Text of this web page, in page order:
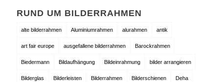
RUND UM BILDERRAHMEN
alte bilderrahmen Aluminiumrahmen alurahmen antik
art fair europe ausgefallene bilderrahmen Barockrahmen
Biedermann Bildaufhängung Bildeinrahmung bilder arrangieren
Bilderglas Bilderleisten Bilderrahmen Bilderschienen Deha